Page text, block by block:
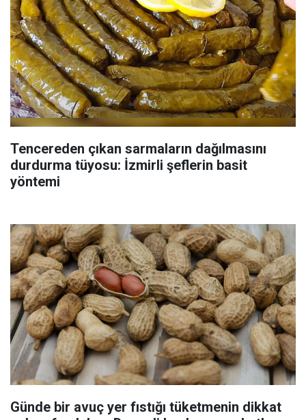
Tencereden çıkan sarmaların dağılmasını
durdurma tüyosu: İzmirli şeflerin basit
yöntemi
Günde bir avuç yer fıstığı tüketmenin dikkat